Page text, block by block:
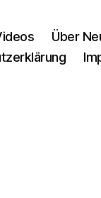
Über